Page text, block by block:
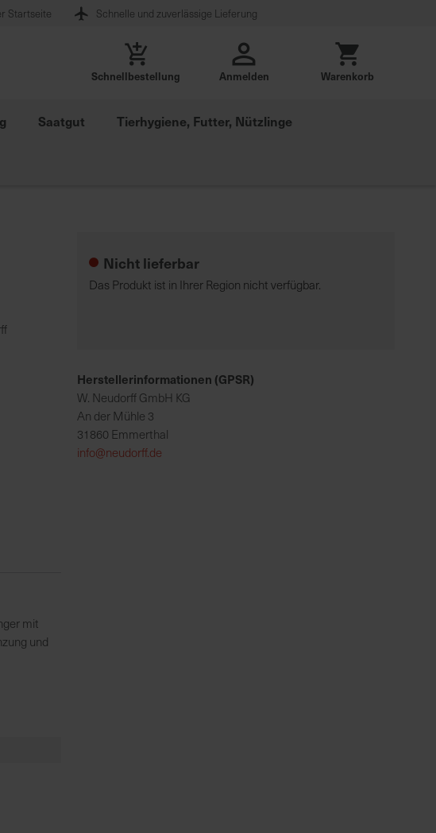
Startseite Schnelle und zuverlässige Lieferung
Schnellbestellung Anmelden Warenkorb
Saatgut Tierhygiene, Futter, Nützlinge
mit
und
Nicht lieferbar
Das Produkt ist in Ihrer Region nicht verfügbar.
Herstellerinformationen (GPSR)
W. Neudorff GmbH KG
An der Mühle 3
31860 Emmerthal
info@neudorff.de